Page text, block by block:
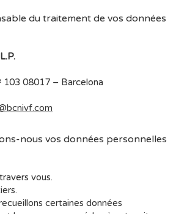
du traitement de vos données
103 08017 – Barcelona
nous vos données personnelles
vous.
certaines données